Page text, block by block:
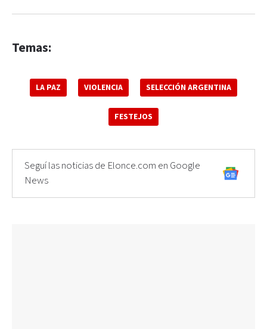
Temas:
LA PAZ VIOLENCIA SELECCIÓN ARGENTINA
FESTEJOS
Seguí las noticias de Elonce.com en Google
News